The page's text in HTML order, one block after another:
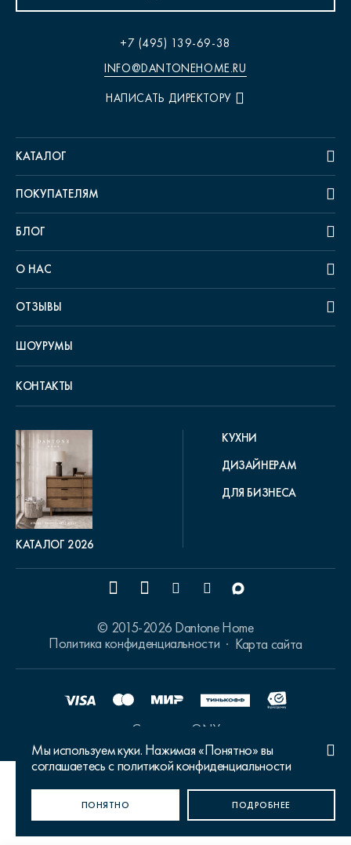
ДА, ВЕРНО НЕТ, ИЗМЕНИТЬ
Мы используем куки. Нажимая «Понятно» вы
соглашаетесь с политикой конфиденциальности
ПОНЯТНО ПОДРОБНЕЕ
+7 (495) 139-69-38
INFO@DANTONEHOME.RU
НАПИСАТЬ ДИРЕКТОРУ
КАТАЛОГ
ПОКУПАТЕЛЯМ
БЛОГ
О НАС
ОТЗЫВЫ
ШОУРУМЫ
КОНТАКТЫ
КАТАЛОГ 2026
КУХНИ
ДИЗАЙНЕРАМ
ДЛЯ БИЗНЕСА
© 2015-2026 Dantone Home
Политика конфиденциальности
Карта сайта
Сделано в ONY